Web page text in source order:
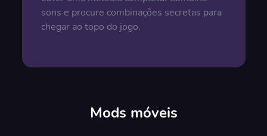
sons e procure combinações secretas para
chegar ao topo do jogo.
Mods móveis